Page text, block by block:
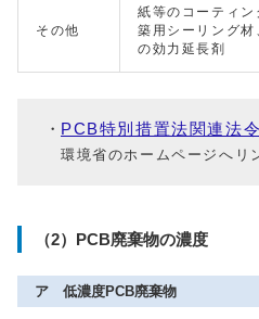
その他
紙等のコーティ
築用シーリング
の効力延長剤
PCB特別措置法関連法令
環境省のホームページへリ
（2）PCB廃棄物の濃度
ア 低濃度PCB廃棄物